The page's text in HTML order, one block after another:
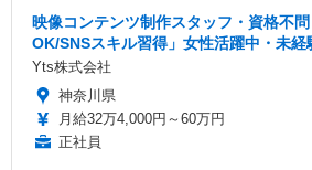
映像コンテンツ制作スタッフ・資格不
OK/SNSスキル習得」女性活躍中・未経
Yts株式会社
神奈川県
月給32万4,000円～60万円
正社員